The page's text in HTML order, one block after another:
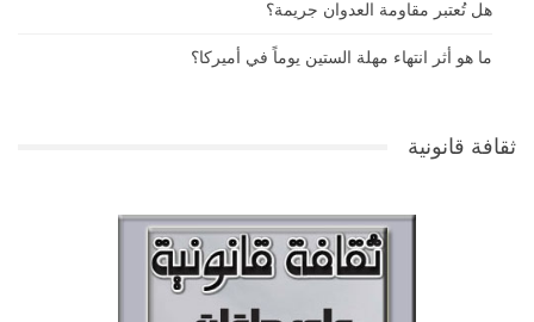
هل تُعتبر مقاومة العدوان جريمة؟
ما هو أثر انتهاء مهلة الستين يوماً في أميركا؟
ثقافة قانونية